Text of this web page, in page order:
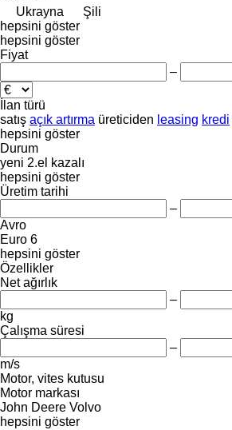
Ukrayna
Şili
hepsini göster
hepsini göster
Fiyat
–
İlan türü
satış açık artırma üreticiden leasing kredi
hepsini göster
Durum
yeni 2.el kazalı
hepsini göster
Üretim tarihi
–
Avro
Euro 6
hepsini göster
Özellikler
Net ağırlık
–
kg
Çalışma süresi
–
m/s
Motor, vites kutusu
Motor markası
John Deere Volvo
hepsini göster